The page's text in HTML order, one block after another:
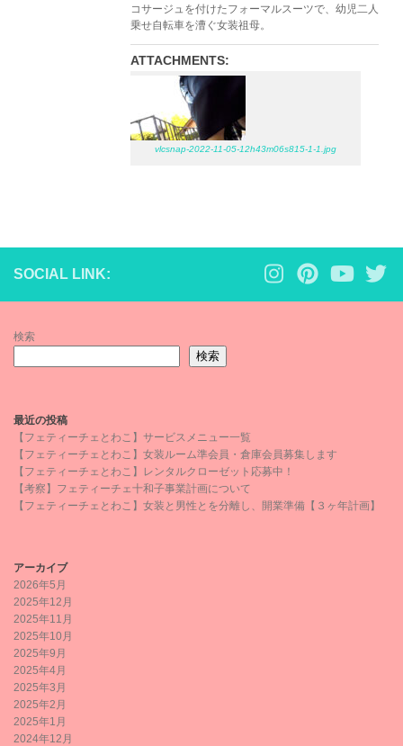
コサージュを付けたフォーマルスーツで、幼児二人
乗せ自転車を漕ぐ女装祖母。
ATTACHMENTS:
vlcsnap-2022-11-05-12h43m06s815-1-1.jpg
SOCIAL LINK:
検索
検索
最近の投稿
【フェティーチェとわこ】サービスメニュー一覧
【フェティーチェとわこ】女装ルーム準会員・倉庫会員募集します
【フェティーチェとわこ】レンタルクローゼット応募中！
【考察】フェティーチェ十和子事業計画について
【フェティーチェとわこ】女装と男性とを分離し、開業準備【３ヶ年計画】
アーカイブ
2026年5月
2025年12月
2025年11月
2025年10月
2025年9月
2025年4月
2025年3月
2025年2月
2025年1月
2024年12月